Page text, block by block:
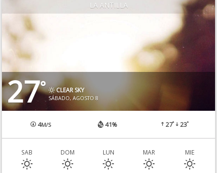
LA ANTILLA
27° CLEAR SKY
SÁBADO, AGOSTO 8
4M/S 41% 27° 23°
SAB DOM LUN MAR MIE